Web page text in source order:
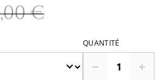
€
QUANTITÉ